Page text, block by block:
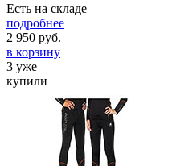
Есть на складе
подробнее
2 950 руб.
в корзину
3 уже
купили